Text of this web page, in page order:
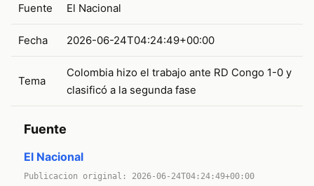
Fuente El Nacional
Fecha 2026-06-24T04:24:49+00:00
Tema
Colombia hizo el trabajo ante RD Congo 1-0 y
clasificó a la segunda fase
Fuente
El Nacional
Publicacion original: 2026-06-24T04:24:49+00:00